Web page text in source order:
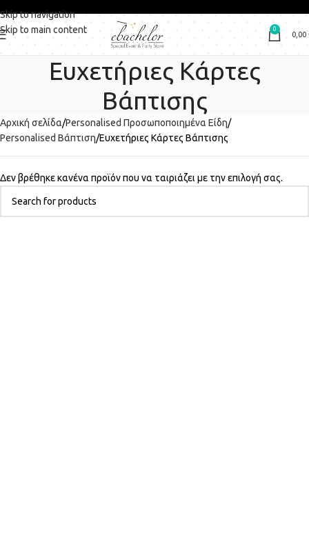
Skip to navigation
Skip to main content
0
0,00
Ευχετήριες Κάρτες
Βάπτισης
Αρχική σελίδα Personalised Προσωποποιημένα Είδη
Personalised Βάπτιση Ευχετήριες Κάρτες Βάπτισης
Δεν βρέθηκε κανένα προϊόν που να ταιριάζει με την επιλογή σας.